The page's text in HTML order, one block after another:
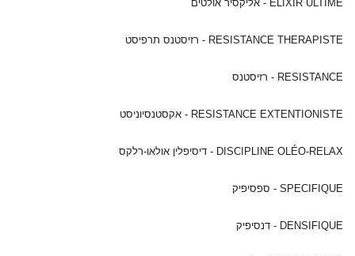
ELIXIR ULTIME - אליקסיר אולטים
RESISTANCE THERAPISTE - רזיסטנס תרפיסט
RESISTANCE - רזיסטנס
RESISTANCE EXTENTIONISTE - אקסטנסיוניסט
DISCIPLINE OLÉO-RELAX - דיסיפלין אולאו-רלקס
SPECIFIQUE - ספסיפיק
DENSIFIQUE - דנסיפיק